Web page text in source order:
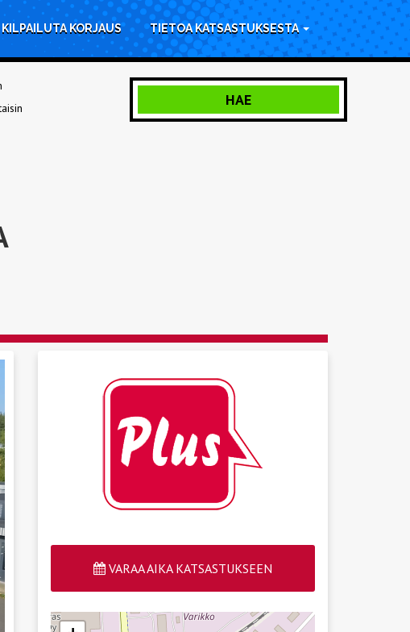
KILPAILUTA KORJAUS TIETOA KATSASTUKSESTA
HAE
VARAA AIKA KATSASTUKSEEN